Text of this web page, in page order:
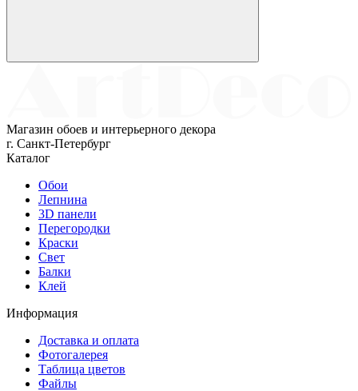
Магазин обоев и интерьерного декора
г. Санкт-Петербург
Каталог
Обои
Лепнина
3D панели
Перегородки
Краски
Свет
Балки
Клей
Информация
Доставка и оплата
Фотогалерея
Таблица цветов
Файлы